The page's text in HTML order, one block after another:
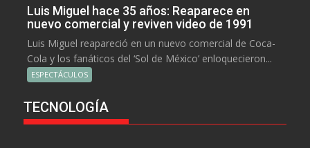
Luis Miguel hace 35 años: Reaparece en
nuevo comercial y reviven video de 1991
Luis Miguel reapareció en un nuevo comercial de Coca-
Cola y los fanáticos del ‘Sol de México’ enloquecieron...
ESPECTÁCULOS
TECNOLOGÍA